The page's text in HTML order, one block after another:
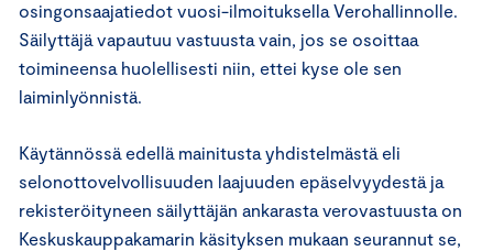
osingonsaajatiedot vuosi-ilmoituksella Verohallinnolle.
Säilyttäjä vapautuu vastuusta vain, jos se osoittaa
toimineensa huolellisesti niin, ettei kyse ole sen
laiminlyönnistä.
Käytännössä edellä mainitusta yhdistelmästä eli
selonottovelvollisuuden laajuuden epäselvyydestä ja
rekisteröityneen säilyttäjän ankarasta verovastuusta on
Keskuskauppakamarin käsityksen mukaan seurannut se,